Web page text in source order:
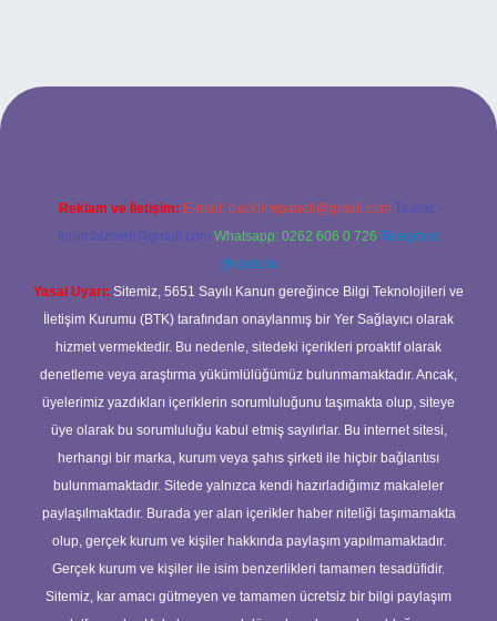
giriş
Reklam ve İletişim: E-mail: backlinkpaneli@gmail.com Teams:
forumhizmeti@gmail.com Whatsapp: 0262 606 0 726 Telegram:
@karabul
Yasal Uyarı: Sitemiz, 5651 Sayılı Kanun gereğince Bilgi Teknolojileri ve
İletişim Kurumu (BTK) tarafından onaylanmış bir Yer Sağlayıcı olarak
hizmet vermektedir. Bu nedenle, sitedeki içerikleri proaktif olarak
denetleme veya araştırma yükümlülüğümüz bulunmamaktadır. Ancak,
üyelerimiz yazdıkları içeriklerin sorumluluğunu taşımakta olup, siteye
üye olarak bu sorumluluğu kabul etmiş sayılırlar. Bu internet sitesi,
herhangi bir marka, kurum veya şahıs şirketi ile hiçbir bağlantısı
bulunmamaktadır. Sitede yalnızca kendi hazırladığımız makaleler
paylaşılmaktadır. Burada yer alan içerikler haber niteliği taşımamakta
olup, gerçek kurum ve kişiler hakkında paylaşım yapılmamaktadır.
Gerçek kurum ve kişiler ile isim benzerlikleri tamamen tesadüfidir.
Sitemiz, kar amacı gütmeyen ve tamamen ücretsiz bir bilgi paylaşım